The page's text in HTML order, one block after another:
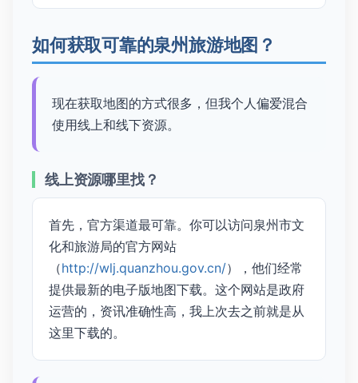
如何获取可靠的泉州旅游地图？
现在获取地图的方式很多，但我个人偏爱混合
使用线上和线下资源。
线上资源哪里找？
首先，官方渠道最可靠。你可以访问泉州市文
化和旅游局的官方网站
（http://wlj.quanzhou.gov.cn/），他们经常
提供最新的电子版地图下载。这个网站是政府
运营的，资讯准确性高，我上次去之前就是从
这里下载的。